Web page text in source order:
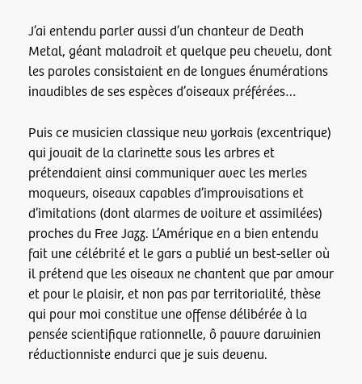
J’ai entendu parler aussi d’un chanteur de Death
Metal, géant maladroit et quelque peu chevelu, dont
les paroles consistaient en de longues énumérations
inaudibles de ses espèces d’oiseaux préférées…
Puis ce musicien classique new yorkais (excentrique)
qui jouait de la clarinette sous les arbres et
prétendaient ainsi communiquer avec les merles
moqueurs, oiseaux capables d’improvisations et
d’imitations (dont alarmes de voiture et assimilées)
proches du Free Jazz. L’Amérique en a bien entendu
fait une célébrité et le gars a publié un best-seller où
il prétend que les oiseaux ne chantent que par amour
et pour le plaisir, et non pas par territorialité, thèse
qui pour moi constitue une offense délibérée à la
pensée scientifique rationnelle, ô pauvre darwinien
réductionniste endurci que je suis devenu.